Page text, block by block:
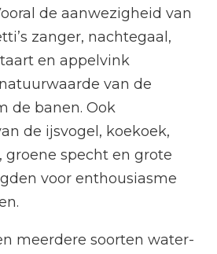
de aanwezigheid van
zanger, nachtegaal,
en appelvink
van de
de banen. Ook
de ijsvogel, koekoek,
groene specht en grote
voor enthousiasme
meerdere soorten water-